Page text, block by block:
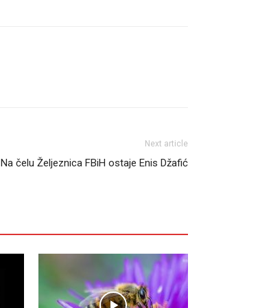
Next article
Na čelu Željeznica FBiH ostaje Enis Džafić